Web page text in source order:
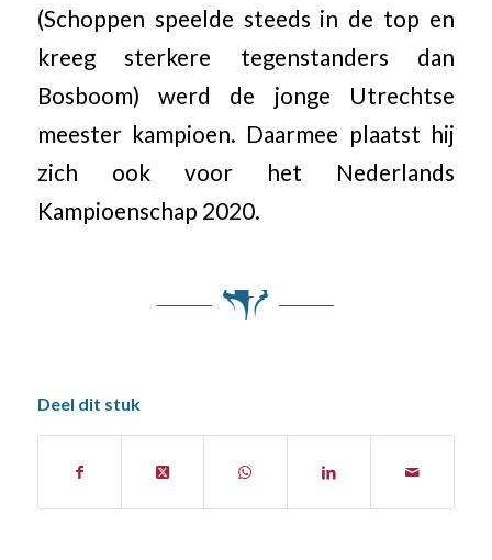
(Schoppen speelde steeds in de top en
kreeg sterkere tegenstanders dan
Bosboom) werd de jonge Utrechtse
meester kampioen. Daarmee plaatst hij
zich ook voor het Nederlands
Kampioenschap 2020.
Deel dit stuk